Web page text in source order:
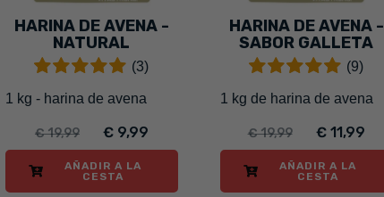
HARINA DE AVENA -
NATURAL
(3)
1 kg - harina de avena
€ 19,99 € 9,99
AÑADIR A LA
CESTA
HARINA DE AVENA -
SABOR GALLETA
(9)
1 kg de harina de avena
€ 19,99 € 11,99
AÑADIR A LA
CESTA